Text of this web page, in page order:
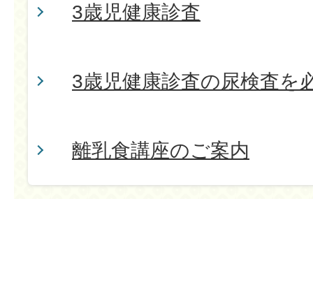
3歳児健康診査
3歳児健康診査の尿検査を
離乳食講座のご案内